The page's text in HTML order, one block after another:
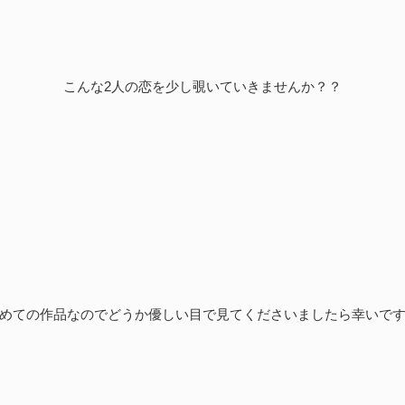
こんな2人の恋を少し覗いていきませんか？？
ての作品なのでどうか優しい目で見てくださいましたら幸いで